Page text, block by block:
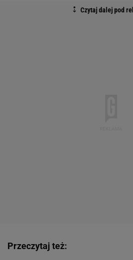
Przeczytaj też: